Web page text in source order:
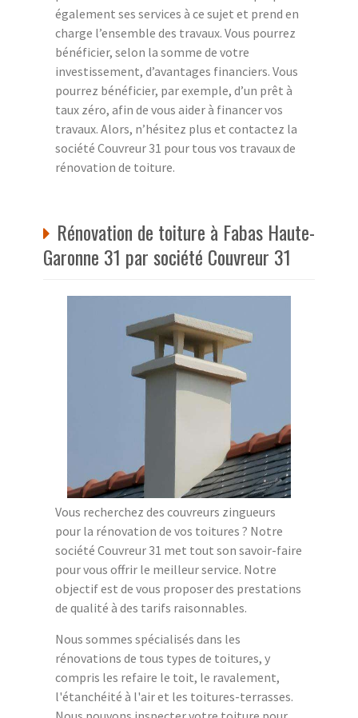
également ses services à ce sujet et prend en
charge l’ensemble des travaux. Vous pourrez
bénéficier, selon la somme de votre
investissement, d’avantages financiers. Vous
pourrez bénéficier, par exemple, d’un prêt à
taux zéro, afin de vous aider à financer vos
travaux. Alors, n’hésitez plus et contactez la
société Couvreur 31 pour tous vos travaux de
rénovation de toiture.
Rénovation de toiture à Fabas Haute-
Garonne 31 par société Couvreur 31
Vous recherchez des couvreurs zingueurs
pour la rénovation de vos toitures ? Notre
société Couvreur 31 met tout son savoir-faire
pour vous offrir le meilleur service. Notre
objectif est de vous proposer des prestations
de qualité à des tarifs raisonnables.
Nous sommes spécialisés dans les
rénovations de tous types de toitures, y
compris les refaire le toit, le ravalement,
l'étanchéité à l'air et les toitures-terrasses.